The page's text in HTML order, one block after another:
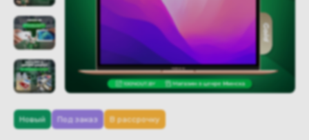
Новый Под заказ В рассрочку